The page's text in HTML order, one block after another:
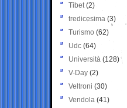
Tibet(2)
tredicesima (3)
Turismo (62)
Udc (64)
Università (128)
V-Day (2)
Veltroni (30)
Vendola (41)